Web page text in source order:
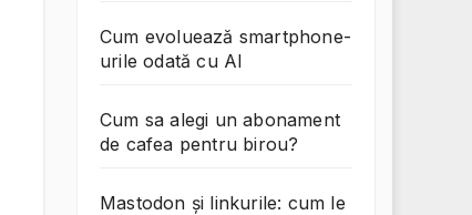
Cum evoluează smartphone-
urile odată cu AI
Cum sa alegi un abonament
de cafea pentru birou?
Mastodon și linkurile: cum le